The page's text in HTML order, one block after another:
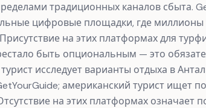
традиционных каналов сбыта.
цифровые площадки, где миллионы
на этих платформах для
быть опциональным — это
исследует варианты отдыха в
американский турист ищет
на этих платформах означает